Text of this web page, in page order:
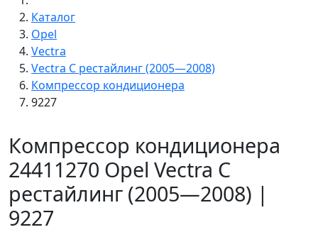
Каталог
Opel
Vectra
Vectra C рестайлинг (2005—2008)
Компрессор кондиционера
9227
Компрессор кондиционера
24411270 Opel Vectra C
рестайлинг (2005—2008) |
9227